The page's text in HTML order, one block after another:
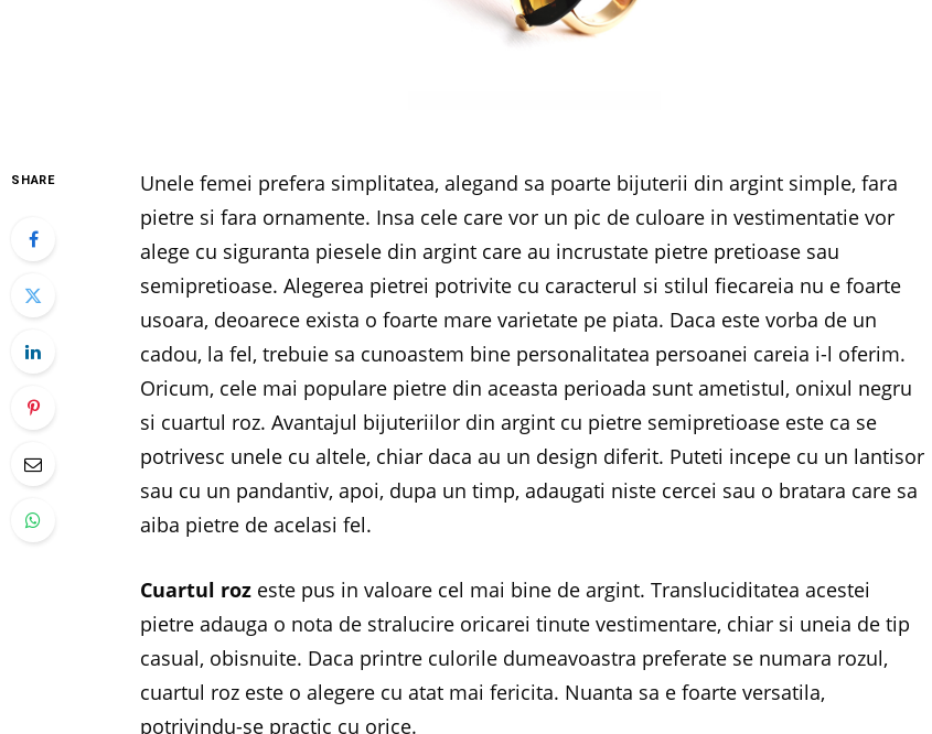
SHARE
Unele femei prefera simplitatea, alegand sa poarte bijuterii din argint simple, fara
pietre si fara ornamente. Insa cele care vor un pic de culoare in vestimentatie vor
alege cu siguranta piesele din argint care au incrustate pietre pretioase sau
semipretioase. Alegerea pietrei potrivite cu caracterul si stilul fiecareia nu e foarte
usoara, deoarece exista o foarte mare varietate pe piata. Daca este vorba de un
cadou, la fel, trebuie sa cunoastem bine personalitatea persoanei careia i-l oferim.
Oricum, cele mai populare pietre din aceasta perioada sunt ametistul, onixul negru
si cuartul roz. Avantajul bijuteriilor din argint cu pietre semipretioase este ca se
potrivesc unele cu altele, chiar daca au un design diferit. Puteti incepe cu un lantisor
sau cu un pandantiv, apoi, dupa un timp, adaugati niste cercei sau o bratara care sa
aiba pietre de acelasi fel.
Cuartul roz este pus in valoare cel mai bine de argint. Transluciditatea acestei
pietre adauga o nota de stralucire oricarei tinute vestimentare, chiar si uneia de tip
casual, obisnuite. Daca printre culorile dumeavoastra preferate se numara rozul,
cuartul roz este o alegere cu atat mai fericita. Nuanta sa e foarte versatila,
potrivindu-se practic cu orice.